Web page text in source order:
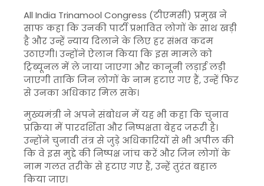
All India Trinamool Congress (टीएमसी) प्रमुख ने
साफ कहा कि उनकी पार्टी प्रभावित लोगों के साथ खड़ी
है और उन्हें न्याय दिलाने के लिए हर संभव कदम
उठाएगी। उन्होंने ऐलान किया कि इस मामले को
ट्रिब्यूनल में ले जाया जाएगा और कानूनी लड़ाई लड़ी
जाएगी ताकि जिन लोगों के नाम हटाए गए हैं, उन्हें फिर
से उनका अधिकार मिल सके।
मुख्यमंत्री ने अपने संबोधन में यह भी कहा कि चुनाव
प्रक्रिया में पारदर्शिता और निष्पक्षता बेहद जरूरी है।
उन्होंने चुनावी तंत्र से जुड़े अधिकारियों से भी अपील की
कि वे इस मुद्दे की निष्पक्ष जांच करें और जिन लोगों के
नाम गलत तरीके से हटाए गए हैं, उन्हें तुरंत बहाल
किया जाए।